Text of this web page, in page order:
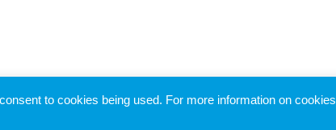
to cookies being used. For more information on cookies